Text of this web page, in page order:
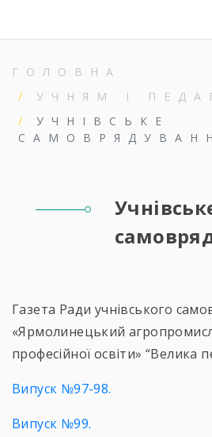
ГОЛОВНА
УЧНЯМ І
УЧНІВСЬКЕ
Газета Ради учнівського
«Ярмолинецький
професійної освіти» “Велика
Випуск №97-98.
Випуск №99.